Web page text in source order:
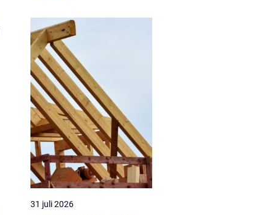
31 juli 2026